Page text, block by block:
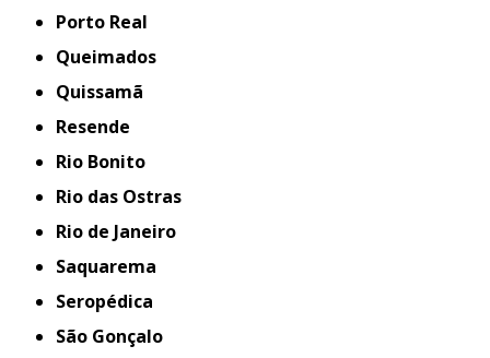
Porto Real
Queimados
Quissamã
Resende
Rio Bonito
Rio das Ostras
Rio de Janeiro
Saquarema
Seropédica
São Gonçalo